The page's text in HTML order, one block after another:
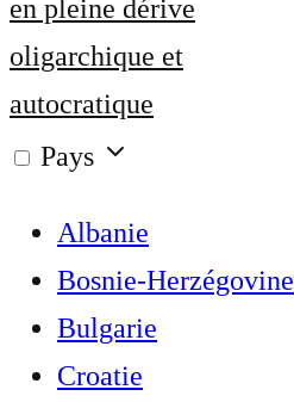
en pleine dérive
oligarchique et
autocratique
Pays
Albanie
Bosnie-Herzégovine
Bulgarie
Croatie